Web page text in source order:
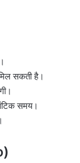
सकती है।
समय।